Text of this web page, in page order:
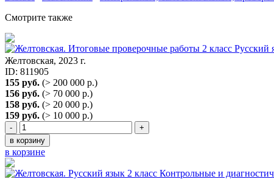
Смотрите также
Желтовская, 2023 г.
ID: 811905
155 руб. (> 200 000 р.)
156 руб. (> 70 000 р.)
158 руб. (> 20 000 р.)
159 руб. (> 10 000 р.)
-
+
в корзину
в корзине